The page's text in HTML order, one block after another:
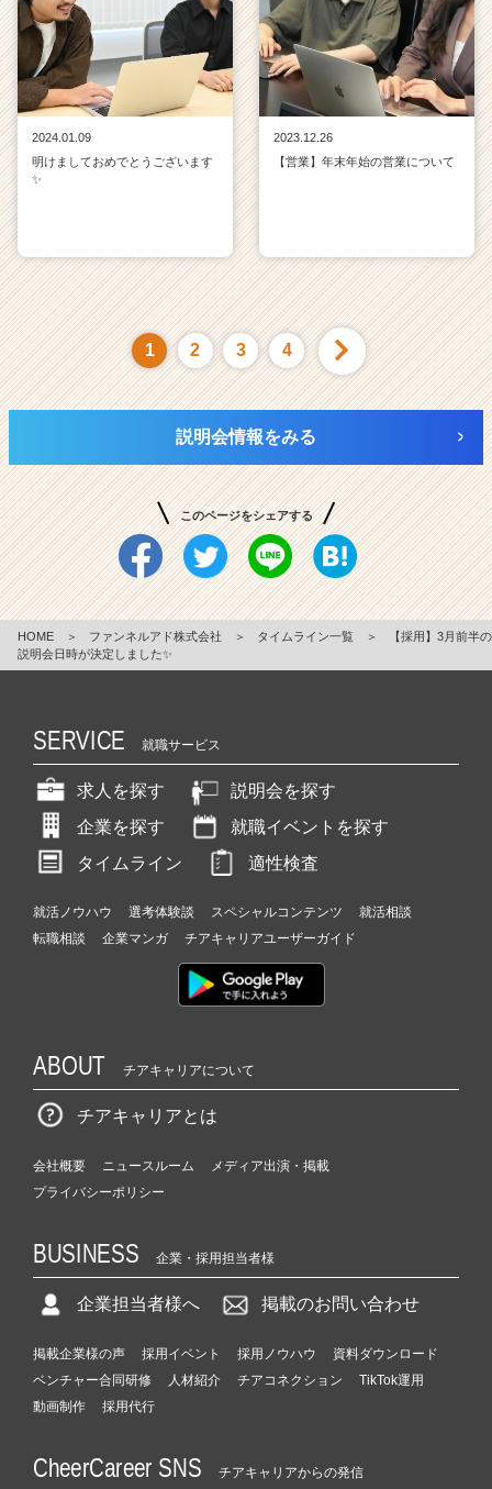
2024.01.09
明けましておめでとうございます
✨
2023.12.26
【営業】年末年始の営業について
1 2 3 4
説明会情報をみる
このページをシェアする
HOME ＞ ファンネルアド株式会社 ＞ タイムライン一覧 ＞
【採用】3月前半の
説明会日時が決定しました✨
SERVICE 就職サービス
求人を探す
説明会を探す
企業を探す
就職イベントを探す
タイムライン
適性検査
就活ノウハウ 選考体験談 スペシャルコンテンツ
就活相談
転職相談
企業マンガ チアキャリアユーザーガイド
ABOUT チアキャリアについて
チアキャリアとは
会社概要 ニュースルーム
メディア出演・掲載
プライバシーポリシー
BUSINESS 企業・採用担当者様
企業担当者様へ 掲載のお問い合わせ
掲載企業様の声 採用イベント 採用ノウハウ
資料ダウンロード
ベンチャー合同研修
人材紹介 チアコネクション
TikTok運用
動画制作
採用代行
CheerCareer SNS チアキャリアからの発信